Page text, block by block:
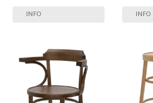
INFO INFO